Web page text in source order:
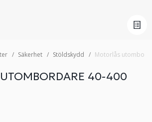
Säkerhet Stöldskydd Motorlås
40-400